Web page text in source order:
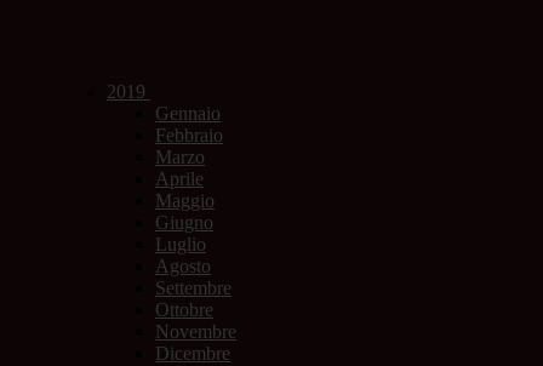
2019
Gennaio
Febbraio
Marzo
Aprile
Maggio
Giugno
Luglio
Agosto
Settembre
Ottobre
Novembre
Dicembre